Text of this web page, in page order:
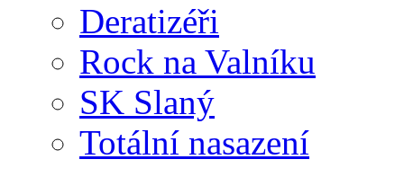
Deratizéři
Rock na Valníku
SK Slaný
Totální nasazení